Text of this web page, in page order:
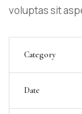
voluptas sit
Category
Date